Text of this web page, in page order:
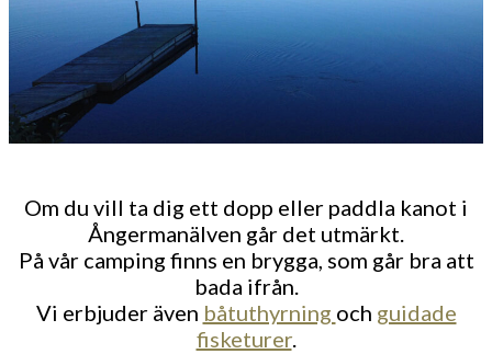
Om du vill ta dig ett dopp eller paddla kanot i
Ångermanälven går det utmärkt.
På vår camping finns en brygga, som går bra att
bada ifrån.
Vi erbjuder även båtuthyrning och guidade
fisketurer.